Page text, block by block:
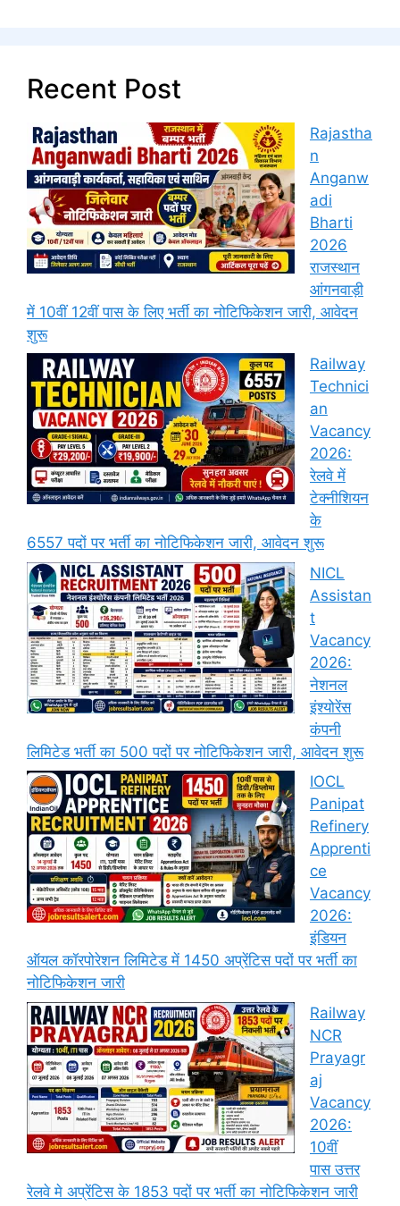
Recent Post
Rajastha
n
Anganw
adi
Bharti
2026
राजस्थान
आंगनवाड़ी
में 10वीं 12वीं पास के लिए भर्ती का नोटिफिकेशन जारी, आवेदन
शुरू
Railway
Technici
an
Vacancy
2026:
रेलवे में
टेक्नीशियन
के
6557 पदों पर भर्ती का नोटिफिकेशन जारी, आवेदन शुरू
NICL
Assistan
t
Vacancy
2026:
नेशनल
इंश्योरेंस
कंपनी
लिमिटेड भर्ती का 500 पदों पर नोटिफिकेशन जारी, आवेदन शुरू
IOCL
Panipat
Refinery
Apprenti
ce
Vacancy
2026:
इंडियन
ऑयल कॉरपोरेशन लिमिटेड में 1450 अप्रेंटिस पदों पर भर्ती का
नोटिफिकेशन जारी
Railway
NCR
Prayagr
aj
Vacancy
2026:
10वीं
पास उत्तर
रेलवे मे अप्रेंटिस के 1853 पदों पर भर्ती का नोटिफिकेशन जारी